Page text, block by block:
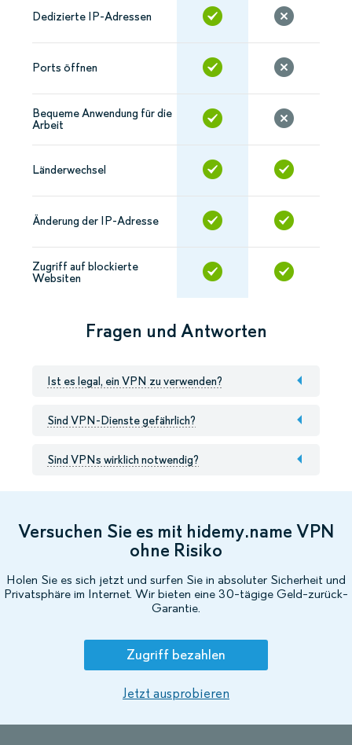
Dedizierte IP-Adressen
Ports öffnen
Bequeme Anwendung für die
Arbeit
Länderwechsel
Änderung der IP-Adresse
Zugriff auf blockierte
Websiten
Fragen und Antworten
Ist es legal, ein VPN zu verwenden?
Sind VPN-Dienste gefährlich?
Sind VPNs wirklich notwendig?
Versuchen Sie es mit hidemy.name VPN
ohne Risiko
Holen Sie es sich jetzt und surfen Sie in absoluter Sicherheit und
Privatsphäre im Internet. Wir bieten eine 30-tägige Geld-zurück-
Garantie.
Zugriff bezahlen
Jetzt ausprobieren